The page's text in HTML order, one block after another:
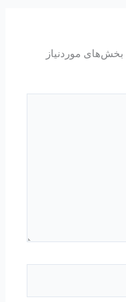
بخش‌های موردنیاز